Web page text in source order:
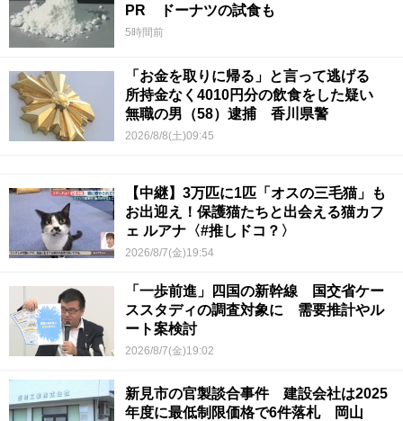
PR ドーナツの試食も
5時間前
「お金を取りに帰る」と言って逃げる
所持金なく4010円分の飲食をした疑い
無職の男（58）逮捕 香川県警
2026/8/8(土)09:45
【中継】3万匹に1匹「オスの三毛猫」も
お出迎え！保護猫たちと出会える猫カフ
ェ ルアナ〈#推しドコ？〉
2026/8/7(金)19:54
「一歩前進」四国の新幹線 国交省ケー
ススタディの調査対象に 需要推計やル
ート案検討
2026/8/7(金)19:02
新見市の官製談合事件 建設会社は2025
年度に最低制限価格で6件落札 岡山